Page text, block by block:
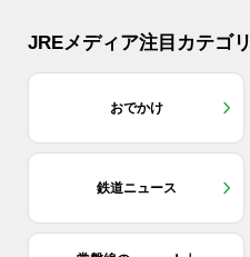
JREメディア注目カテゴリ
おでかけ
鉄道ニュース